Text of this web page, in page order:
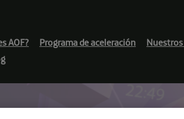
AOF? Programa de aceleración